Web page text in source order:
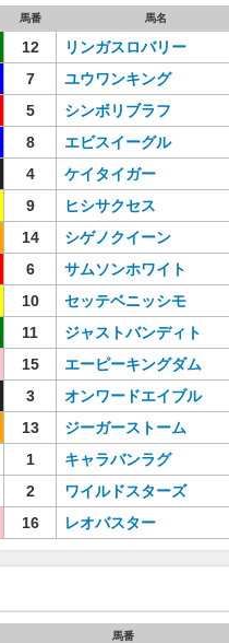
馬番 馬名
12 リンガスロバリー
7 ユウワンキング
5 シンボリブラフ
8 エビスイーグル
4 ケイタイガー
9 ヒシサクセス
14 シゲノクイーン
6 サムソンホワイト
10 セッテベニッシモ
11 ジャストバンディト
15 エーピーキングダム
3 オンワードエイブル
13 ジーガーストーム
1 キャラバンラグ
2 ワイルドスターズ
16 レオバスター
馬番